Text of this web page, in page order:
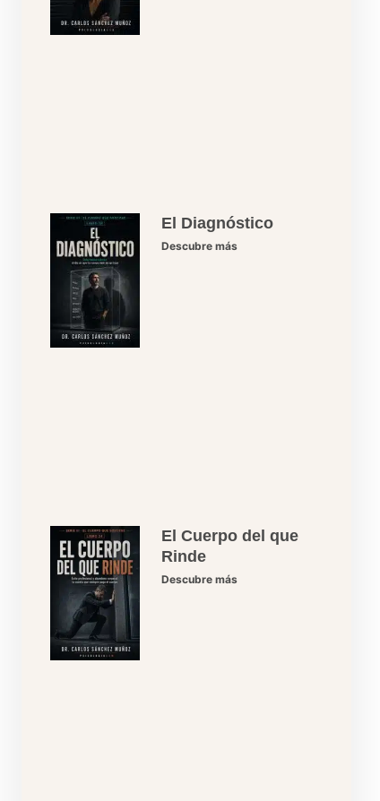
El Diagnóstico
Descubre más
El Cuerpo del que
Rinde
Descubre más